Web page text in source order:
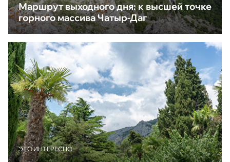
Маршрут выходного дня: к высшей точке
горного массива Чатыр-Даг
ЭТО ИНТЕРЕСНО